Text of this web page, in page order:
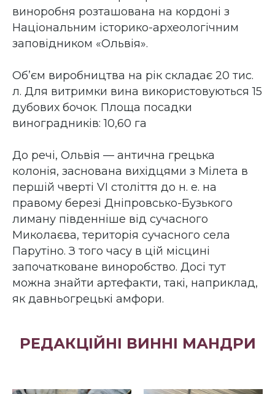
виноробня розташована на кордоні з
Національним історико-археологічним
заповідником «Ольвія».
Об’єм виробництва на рік складає 20 тис.
л. Для витримки вина використовуються 15
дубових бочок. Площа посадки
виноградників: 10,60 га
До речі, Ольвія — антична грецька
колонія, заснована вихідцями з Мілета в
першій чверті VI століття до н. е. на
правому березі Дніпровсько-Бузького
лиману південніше від сучасного
Миколаєва, територія сучасного села
Парутіно. З того часу в цій місцині
започатковане виноробство. Досі тут
можна знайти артефакти, такі, наприклад,
як давньогрецькі амфори.
РЕДАКЦІЙНІ ВИННІ МАНДРИ